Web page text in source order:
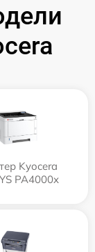
Kyocera
PA4000x